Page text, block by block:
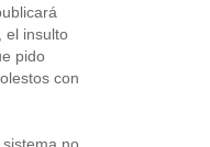
el insulto
pido
con
no